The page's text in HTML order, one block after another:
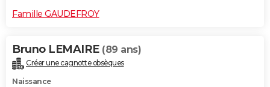
Famille GAUDEFROY
Bruno LEMAIRE (89 ans)
Créer une cagnotte obsèques
Naissance